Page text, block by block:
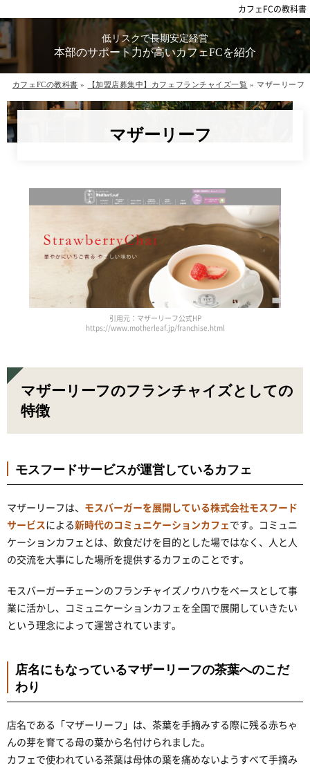
カフェFCの教科書
低リスクで⻑期安定経営
本部のサポート⼒が⾼いカフェFCを紹介
カフェFCの教科書 » 【加盟店募集中】カフェフランチャイズ一覧 » マザーリーフ
マザーリーフ
引用元：マザーリーフ公式HP
https://www.motherleaf.jp/franchise.html
マザーリーフのフランチャイズとしての
特徴
モスフードサービスが運営しているカフェ
マザーリーフは、 モスバーガーを展開している株式会社モスフード
サービスによる新時代のコミュニケーションカフェです。コミュニ
ケーションカフェとは、飲食だけを目的とした場ではなく、人と人
の交流を大事にした場所を提供するカフェのことです。
モスバーガーチェーンのフランチャイズノウハウをベースとして事
業に活かし、コミュニケーションカフェを全国で展開していきたい
という理念によって運営されています。
店名にもなっているマザーリーフの茶葉へのこだ
わり
店名である「マザーリーフ」は、茶葉を手摘みする際に残る赤ちゃ
んの芽を育てる母の葉から名付けられました。
カフェで使われている茶葉は母体の葉を痛めないようすべて手摘み